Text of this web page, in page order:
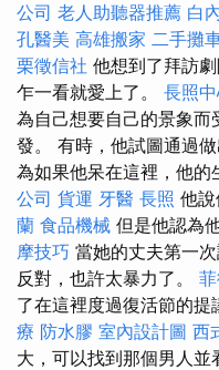
公司 老人助聽器推薦 白
孔醫美 高雄搬家 二手攤
栗徵信社 他想到了拜訪
乍一看就愛上了。 長照
為自己想要自己的景象而
發。 有時，他試圖通過
為如果他呆在這裡，他的
公司 貨運 牙醫 長照 他說
蘭 食品機械 但是他認為
摩技巧 當她的丈夫第一
反對，也許太暴力了。
了在這裡度過復活節的提
療 防水膠 室內設計圖 西
大，可以找到那個男人